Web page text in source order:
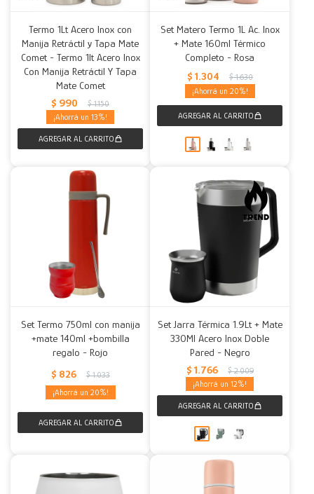
Termo 1Lt Acero Inox con
Manija Retráctil y Tapa Mate
Comet - Termo 1lt Acero Inox
Con Manija Retráctil Y Tapa
Mate Comet
$ 990 $ 1.150
13
Set Matero Termo 1L Ac. Inox
+ Mate 160ml Térmico
Completo - Rosa
$ 1.304 $ 1.630
20
Set Termo 750ml con manija
+mate 140ml +bombilla
regalo - Rojo
$ 826 $ 1.033
20
Set Jarra Térmica 1.9Lt + Mate
330Ml Acero Inox Doble
Pared - Negro
$ 1.766 $ 2.009
12